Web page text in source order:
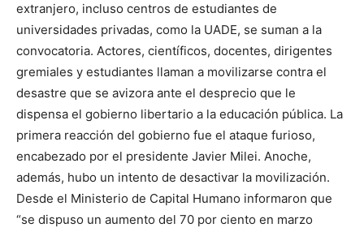
extranjero, incluso centros de estudiantes de
universidades privadas, como la UADE, se suman a la
convocatoria. Actores, científicos, docentes, dirigentes
gremiales y estudiantes llaman a movilizarse contra el
desastre que se avizora ante el desprecio que le
dispensa el gobierno libertario a la educación pública. La
primera reacción del gobierno fue el ataque furioso,
encabezado por el presidente Javier Milei. Anoche,
además, hubo un intento de desactivar la movilización.
Desde el Ministerio de Capital Humano informaron que
“se dispuso un aumento del 70 por ciento en marzo